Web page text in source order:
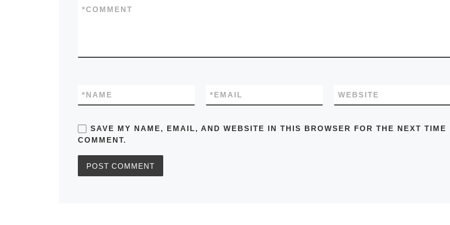
COMMENT
*
NAME
* EMAIL
* WEBSITE
SAVE MY NAME, EMAIL, AND WEBSITE IN THIS BROWSER FOR THE NEXT TIME
COMMENT.